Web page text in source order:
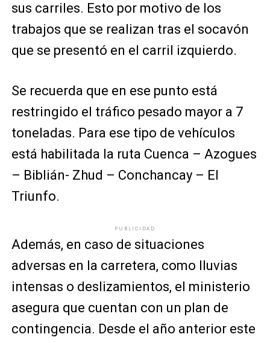
sus carriles. Esto por motivo de los
trabajos que se realizan tras el socavón
que se presentó en el carril izquierdo.
Se recuerda que en ese punto está
restringido el tráfico pesado mayor a 7
toneladas. Para ese tipo de vehículos
está habilitada la ruta Cuenca – Azogues
– Biblián- Zhud – Conchancay – El
Triunfo.
PUBLICIDAD
Además, en caso de situaciones
adversas en la carretera, como lluvias
intensas o deslizamientos, el ministerio
asegura que cuentan con un plan de
contingencia. Desde el año anterior este